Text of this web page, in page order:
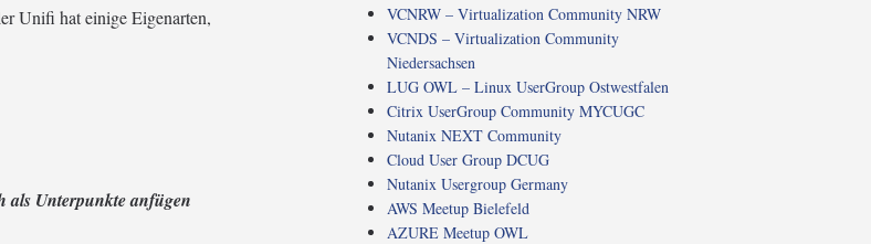
Unifi hat einige Eigenarten,
als Unterpunkte anfügen
VCNRW – Virtualization Community NRW
VCNDS – Virtualization Community
Niedersachsen
LUG OWL – Linux UserGroup Ostwestfalen
Citrix UserGroup Community MYCUGC
Nutanix NEXT Community
Cloud User Group DCUG
Nutanix Usergroup Germany
AWS Meetup Bielefeld
AZURE Meetup OWL